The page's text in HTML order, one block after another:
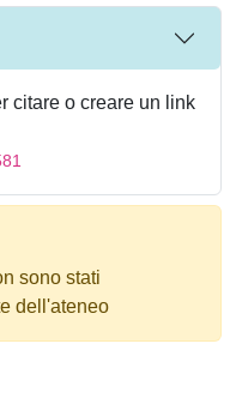
citare o creare un link
sono stati
dell'ateneo